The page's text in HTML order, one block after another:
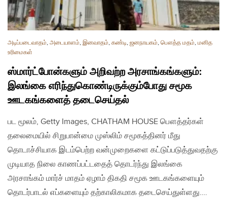
அடிப்படைவாதம், அடையாளம், இனவாதம், கண்டி, ஜனநாயகம், பௌத்த மதம், மனித
உரிமைகள்
ஸ்மார்ட்போன்களும் அறிவற்ற அரசாங்கங்களும்:
இலங்கை எரிந்துகொண்டிருக்கும்போது சமூக
ஊடகங்களைத் தடைசெய்தல்
பட மூலம், Getty Images, CHATHAM HOUSE பௌத்தர்கள்
தலைமையில் சிறுபான்மை முஸ்லிம் சமூகத்தினர் மீது
தொடாச்சியாக இடம்பெற்ற வன்முறைகளை கட்டுப்படுத்துவதற்கு
முடியாத நிலை காணப்பட்டதைத் தொடர்ந்து இலங்கை
அரசாங்கம் மார்ச் மாதம் ஏழாம் திகதி சமூக ஊடகங்களையும்
தொடர்பாடல் எப்களையும் தற்காலிகமாக தடைசெய்துள்ளது….